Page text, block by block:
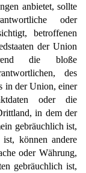
anbietet, sollte
oder
betroffenen
der Union
die bloße
des
in der Union, einer
oder die
in dem der
gebräuchlich ist,
können andere
oder Währung,
gebräuchlich ist,